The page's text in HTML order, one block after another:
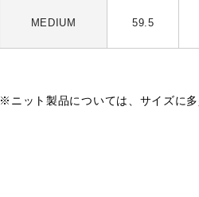
MEDIUM 59.5
※ニット製品については、サイズに多